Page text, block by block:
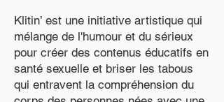
Klitin’ est une initiative artistique qui
mélange de l'humour et du sérieux
pour créer des contenus éducatifs en
santé sexuelle et briser les tabous
qui entravent la compréhension du